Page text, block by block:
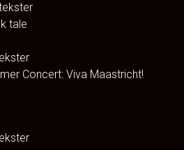
tale
Concert: Viva Maastricht!